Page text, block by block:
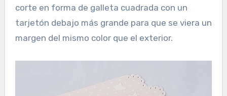
corte en forma de galleta cuadrada con un
tarjetón debajo más grande para que se viera un
margen del mismo color que el exterior.